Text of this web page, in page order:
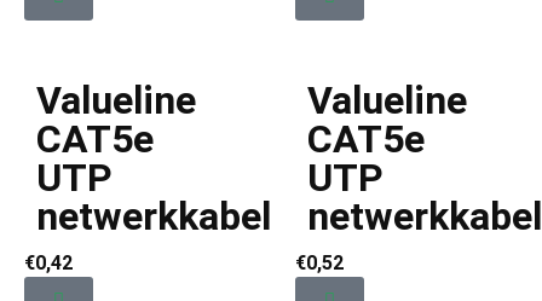
Valueline
CAT5e
UTP
netwerkkabel
€0,42
Valueline
CAT5e
UTP
netwerkkabel
€0,52